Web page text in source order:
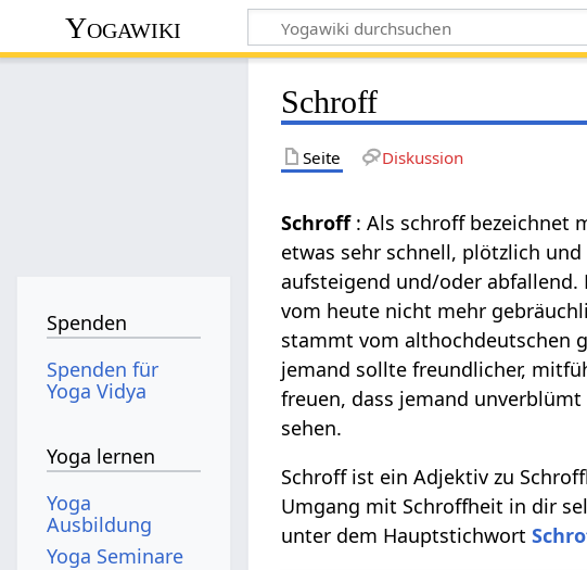
Yogawiki
Schroff
Seite Diskussion
Schroff : Als schroff bezeichnet
etwas sehr schnell, plötzlich
aufsteigend und/oder abfallend.
vom heute nicht mehr
stammt vom althochdeutschen
jemand sollte freundlicher,
freuen, dass jemand
sehen.
Schroff ist ein Adjektiv zu
Umgang mit Schroffheit in dir
unter dem Hauptstichwort
Spenden
Spenden für
Yoga Vidya
Yoga lernen
Yoga
Ausbildung
Yoga Seminare